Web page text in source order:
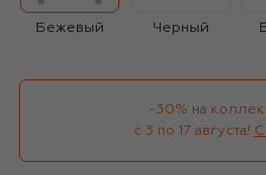
Бежевый Черный
-30% на
с 3 по 17 августа!